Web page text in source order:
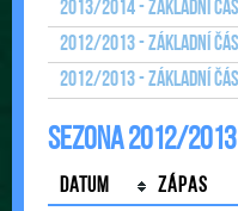
2013/2014 - Základní
2012/2013 - Základní
2012/2013 - Základní
Sezona 2012/2013
Datum Zápas